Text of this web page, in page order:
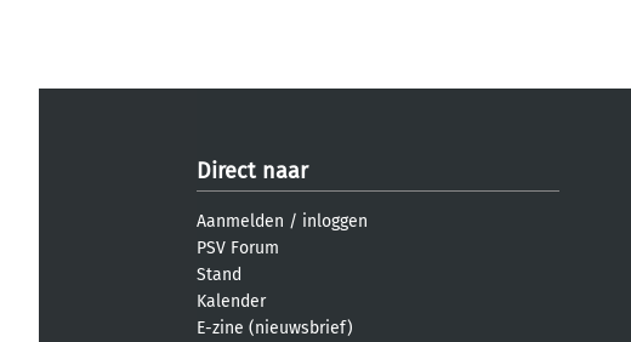
Direct naar
Aanmelden / inloggen
PSV Forum
Stand
Kalender
E-zine (nieuwsbrief)